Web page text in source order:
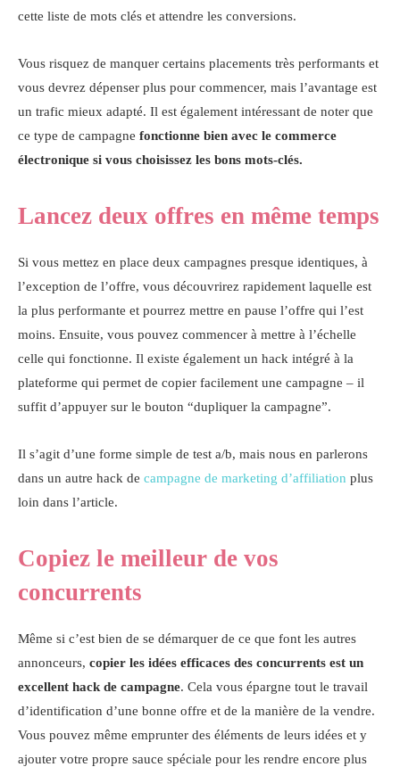
cette liste de mots clés et attendre les conversions.
Vous risquez de manquer certains placements très performants et
vous devrez dépenser plus pour commencer, mais l’avantage est
un trafic mieux adapté. Il est également intéressant de noter que
ce type de campagne fonctionne bien avec le commerce
électronique si vous choisissez les bons mots-clés.
Lancez deux offres en même temps
Si vous mettez en place deux campagnes presque identiques, à
l’exception de l’offre, vous découvrirez rapidement laquelle est
la plus performante et pourrez mettre en pause l’offre qui l’est
moins. Ensuite, vous pouvez commencer à mettre à l’échelle
celle qui fonctionne. Il existe également un hack intégré à la
plateforme qui permet de copier facilement une campagne – il
suffit d’appuyer sur le bouton “dupliquer la campagne”.
Il s’agit d’une forme simple de test a/b, mais nous en parlerons
dans un autre hack de campagne de marketing d’affiliation plus
loin dans l’article.
Copiez le meilleur de vos
concurrents
Même si c’est bien de se démarquer de ce que font les autres
annonceurs, copier les idées efficaces des concurrents est un
excellent hack de campagne. Cela vous épargne tout le travail
d’identification d’une bonne offre et de la manière de la vendre.
Vous pouvez même emprunter des éléments de leurs idées et y
ajouter votre propre sauce spéciale pour les rendre encore plus